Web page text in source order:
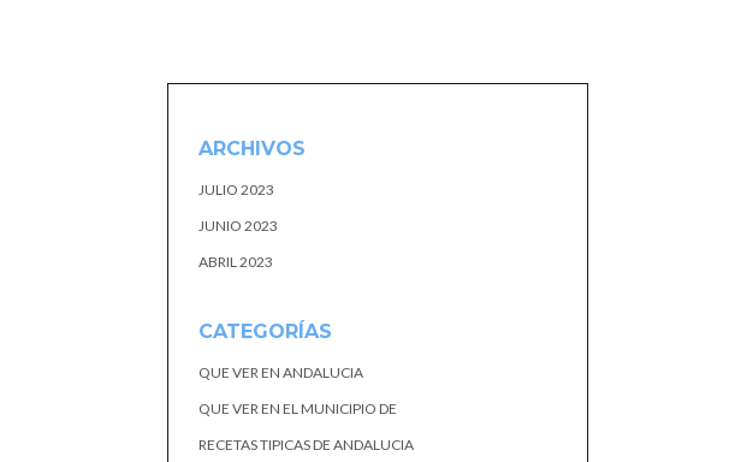
ARCHIVOS
JULIO 2023
JUNIO 2023
ABRIL 2023
CATEGORÍAS
QUE VER EN ANDALUCIA
QUE VER EN EL MUNICIPIO DE
RECETAS TIPICAS DE ANDALUCIA